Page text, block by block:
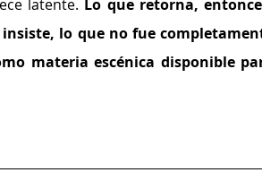
latente. Lo que retorna,
lo que no fue
materia escénica disponible